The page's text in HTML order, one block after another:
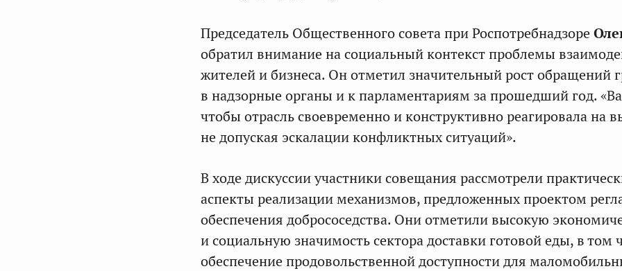
Председатель Общественного совета при Роспотребнадзоре
обратил внимание на социальный контекст проблемы
жителей и бизнеса. Он отметил значительный рост обращений
в надзорные органы и к парламентариям за прошедший год.
чтобы отрасль своевременно и конструктивно реагировала на
не допуская эскалации конфликтных ситуаций».
В ходе дискуссии участники совещания рассмотрели
аспекты реализации механизмов, предложенных проектом
обеспечения добрососедства. Они отметили высокую
и социальную значимость сектора доставки готовой еды, в том
обеспечение продовольственной доступности для